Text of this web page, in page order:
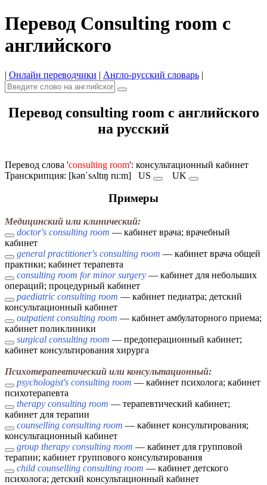
Перевод Consulting room с
английского
| Онлайн переводчики | Англо-русский словарь |
Перевод consulting room с английского
на русский
Перевод слова 'consulting room': консультационный кабинет
Транскрипция: [kənˈsʌltɪŋ ruːm] US UK
Примеры
Медицинский или клинический:
doctor's consulting room — кабинет врача; врачебный
кабинет
general practitioner's consulting room — кабинет врача общей
практики; кабинет терапевта
consulting room for minor surgery — кабинет для небольших
операций; процедурный кабинет
paediatric consulting room — кабинет педиатра; детский
консультационный кабинет
outpatient consulting room — кабинет амбулаторного приема;
кабинет поликлиники
surgical consulting room — предоперационный кабинет;
кабинет консультирования хирурга
Психотерапевтический или консультационный:
psychologist's consulting room — кабинет психолога; кабинет
психотерапевта
therapy consulting room — терапевтический кабинет;
кабинет для терапии
counselling consulting room — кабинет консультирования;
консультационный кабинет
group therapy consulting room — кабинет для групповой
терапии; кабинет группового консультирования
child counselling consulting room — кабинет детского
психолога; детский консультационный кабинет